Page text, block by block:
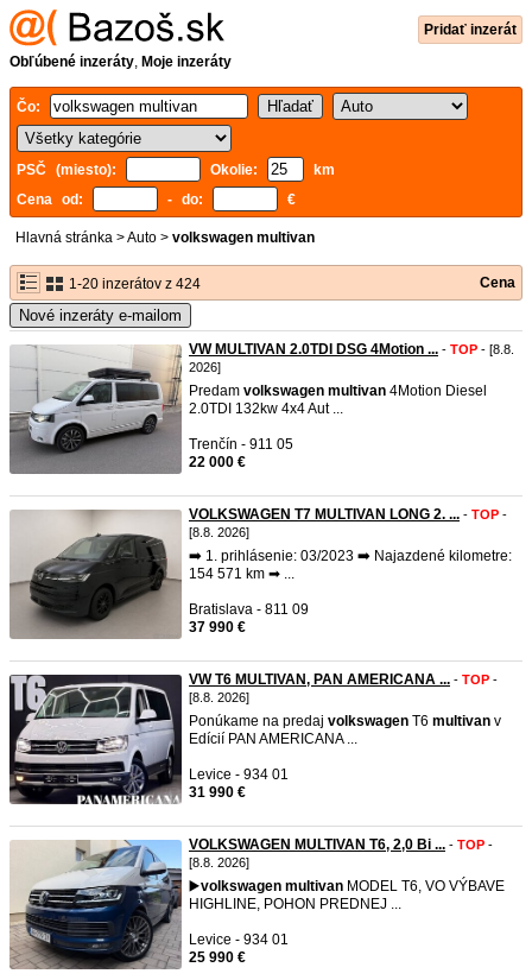
Pridať inzerát
Obľúbené inzeráty, Moje inzeráty
Čo:
PSČ (miesto): Okolie:
km
Cena od:
- do: €
Hlavná stránka >Auto > volkswagen multivan
1-20 inzerátov z 424 Cena
Nové inzeráty e-mailom
VW MULTIVAN 2.0TDI DSG 4Motion ... - TOP - [8.8.
2026]
Predam volkswagen multivan 4Motion Diesel
2.0TDI 132kw 4x4 Aut ...
Trenčín - 911 05
22 000 €
VOLKSWAGEN T7 MULTIVAN LONG 2. ... - TOP -
[8.8. 2026]
➡️ 1. prihlásenie: 03/2023 ➡️ Najazdené kilometre:
154 571 km ➡ ...
Bratislava - 811 09
37 990 €
VW T6 MULTIVAN, PAN AMERICANA ... - TOP -
[8.8. 2026]
Ponúkame na predaj volkswagen T6 multivan v
Edícií PAN AMERICANA ...
Levice - 934 01
31 990 €
VOLKSWAGEN MULTIVAN T6, 2,0 Bi ... - TOP -
[8.8. 2026]
▶️volkswagen multivan MODEL T6, VO VÝBAVE
HIGHLINE, POHON PREDNEJ ...
Levice - 934 01
25 990 €